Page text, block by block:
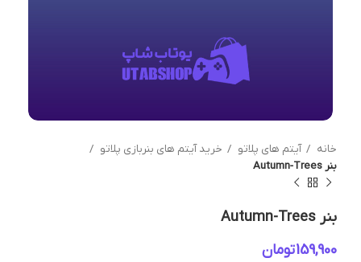
خانه آیتم های پلاتو
خرید آیتم های بنربازی پلاتو
بنر Autumn-Trees
بنر Autumn-Trees
تومان